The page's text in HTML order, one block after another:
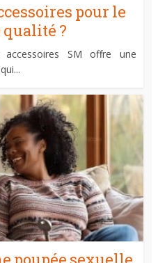
pour le
qualité ?
accessoires SM offre une